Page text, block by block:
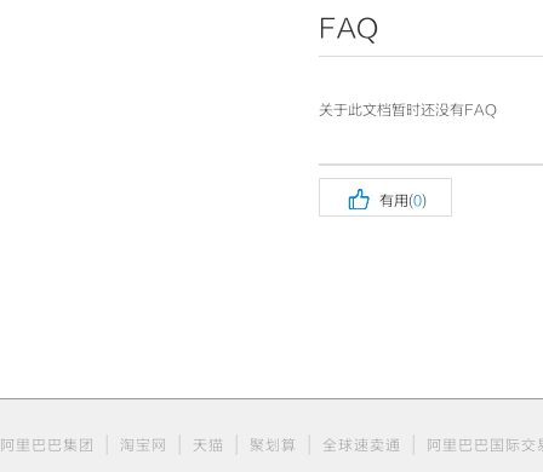
FAQ
关于此文档暂时还没有FAQ
 有用(0)
阿里巴巴集团 淘宝网 天猫 聚划算 全球速卖通 阿里巴巴国际交